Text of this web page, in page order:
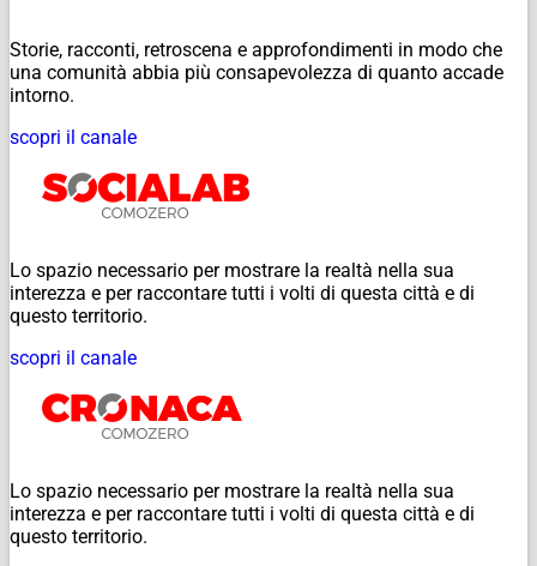
Storie, racconti, retroscena e approfondimenti in modo che
una comunità abbia più consapevolezza di quanto accade
intorno.
scopri il canale
Lo spazio necessario per mostrare la realtà nella sua
interezza e per raccontare tutti i volti di questa città e di
questo territorio.
scopri il canale
Lo spazio necessario per mostrare la realtà nella sua
interezza e per raccontare tutti i volti di questa città e di
questo territorio.